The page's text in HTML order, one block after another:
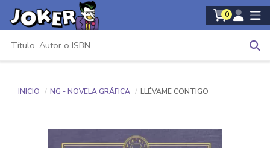
0
INICIO NG - NOVELA GRÁFICA LLÉVAME CONTIGO